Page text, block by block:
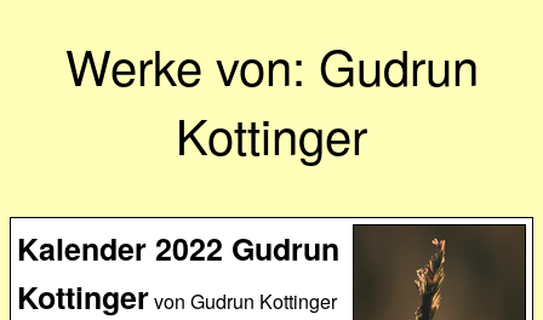
Werke von: Gudrun
Kottinger
Kalender 2022 Gudrun
Kottingervon Gudrun Kottinger